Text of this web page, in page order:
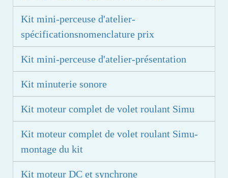
Kit mini-perceuse d'atelier-
spécificationsnomenclature prix
Kit mini-perceuse d'atelier-présentation
Kit minuterie sonore
Kit moteur complet de volet roulant Simu
Kit moteur complet de volet roulant Simu-
montage du kit
Kit moteur DC et synchrone